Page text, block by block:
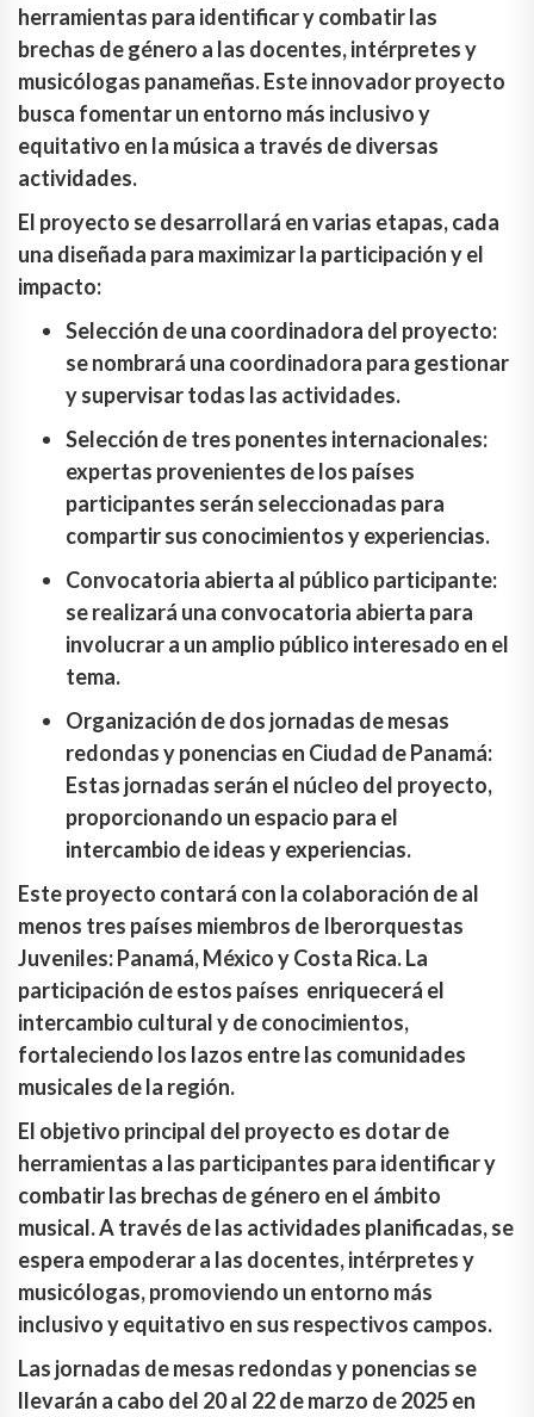
herramientas para identificar y combatir las
brechas de género a las docentes, intérpretes y
musicólogas panameñas. Este innovador proyecto
busca fomentar un entorno más inclusivo y
equitativo en la música a través de diversas
actividades.
El proyecto se desarrollará en varias etapas, cada
una diseñada para maximizar la participación y el
impacto:
Selección de una coordinadora del proyecto:
se nombrará una coordinadora para gestionar
y supervisar todas las actividades.
Selección de tres ponentes internacionales:
expertas provenientes de los países
participantes serán seleccionadas para
compartir sus conocimientos y experiencias.
Convocatoria abierta al público participante:
se realizará una convocatoria abierta para
involucrar a un amplio público interesado en el
tema.
Organización de dos jornadas de mesas
redondas y ponencias en Ciudad de Panamá:
Estas jornadas serán el núcleo del proyecto,
proporcionando un espacio para el
intercambio de ideas y experiencias.
Este proyecto contará con la colaboración de al
menos tres países miembros de Iberorquestas
Juveniles: Panamá, México y Costa Rica. La
participación de estos países enriquecerá el
intercambio cultural y de conocimientos,
fortaleciendo los lazos entre las comunidades
musicales de la región.
El objetivo principal del proyecto es dotar de
herramientas a las participantes para identificar y
combatir las brechas de género en el ámbito
musical. A través de las actividades planificadas, se
espera empoderar a las docentes, intérpretes y
musicólogas, promoviendo un entorno más
inclusivo y equitativo en sus respectivos campos.
Las jornadas de mesas redondas y ponencias se
llevarán a cabo del 20 al 22 de marzo de 2025 en